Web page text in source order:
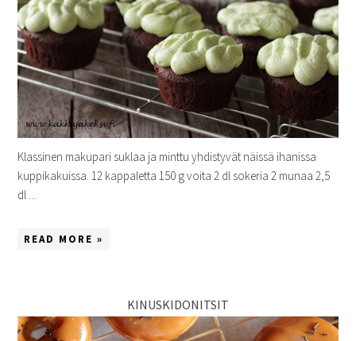
Klassinen makupari suklaa ja minttu yhdistyvät näissä ihanissa
kuppikakuissa. 12 kappaletta 150 g voita 2 dl sokeria 2 munaa 2,5
dl ...
READ MORE »
KINUSKIDONITSIT